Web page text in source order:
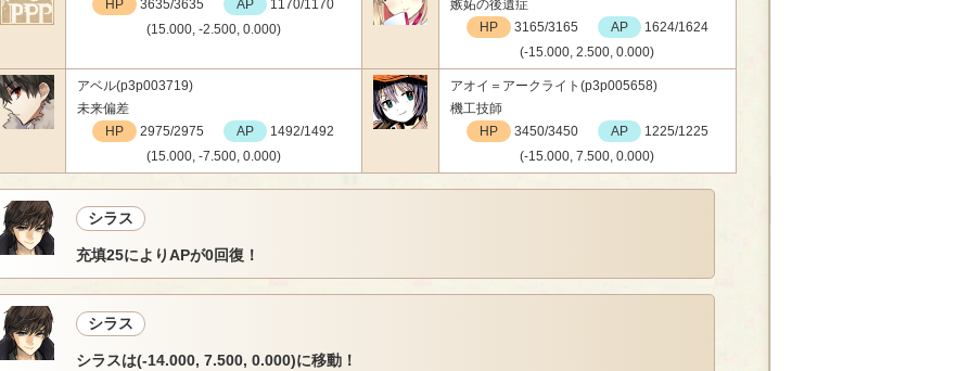
HP
3635/3635 AP
1170/1170
(15.000, -2.500, 0.000)
嫉妬の後遺症
HP
3165/3165 AP
1624/1624
(-15.000, 2.500, 0.000)
アベル(p3p003719)
未来偏差
HP
2975/2975 AP
1492/1492
(15.000, -7.500, 0.000)
アオイ＝アークライト(p3p005658)
機工技師
HP
3450/3450 AP
1225/1225
(-15.000, 7.500, 0.000)
シラス
充填25によりAPが0回復！
シラス
シラスは(-14.000, 7.500, 0.000)に移動！